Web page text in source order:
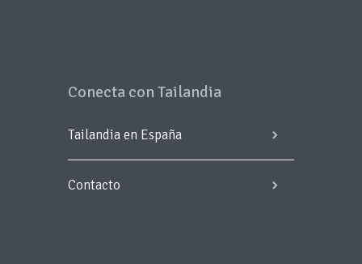
Conecta con Tailandia
Tailandia en España
Contacto